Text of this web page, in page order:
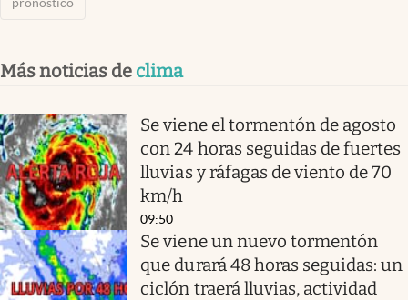
Más noticias de clima
Se viene el tormentón de agosto
con 24 horas seguidas de fuertes
lluvias y ráfagas de viento de 70
km/h
09:50
Se viene un nuevo tormentón
que durará 48 horas seguidas: un
ciclón traerá lluvias, actividad